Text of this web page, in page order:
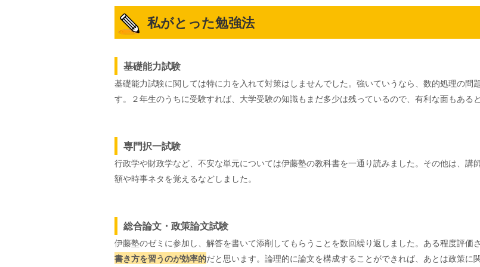
私がとった勉強法
基礎能力試験
基礎能力試験に関しては特に力を入れて対策はしませんでした。強いていうなら、数的処理の
す。２年生のうちに受験すれば、大学受験の知識もまだ多少は残っているので、有利な面もあると
専門択一試験
行政学や財政学など、不安な単元については伊藤塾の教科書を一通り読みました。その他は、
額や時事ネタを覚えるなどしました。
総合論文・政策論文試験
伊藤塾のゼミに参加し、解答を書いて添削してもらうことを数回繰り返しました。ある程度評価
書き方を習うのが効率的だと思います。論理的に論文を構成することができれば、あとは政策